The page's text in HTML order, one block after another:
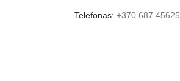
Telefonas: +370 687 45625